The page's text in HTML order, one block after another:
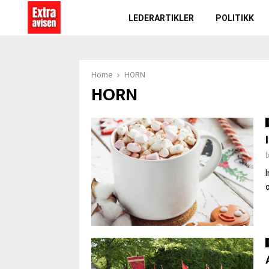
LEDERARTIKLER POLITIKK
Home HORN
HORN